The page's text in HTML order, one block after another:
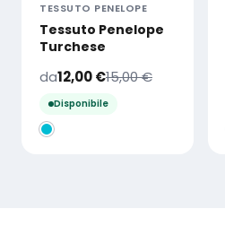
TESSUTO PENELOPE
Tessuto Penelope
Turchese
da12,00€15,00€
Disponibile